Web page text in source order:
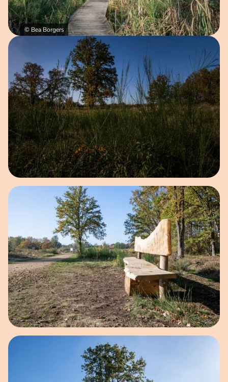
© Bea Borgers
Open afbeelding in popup
Open afbeelding in popup